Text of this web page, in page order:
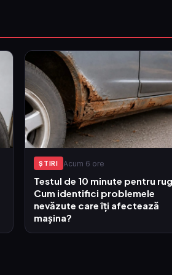
ŞTIRI Acum 6 ore
Testul de 10 minute pentru
Cum identifici problemele
nevăzute care îți afectează
mașina?